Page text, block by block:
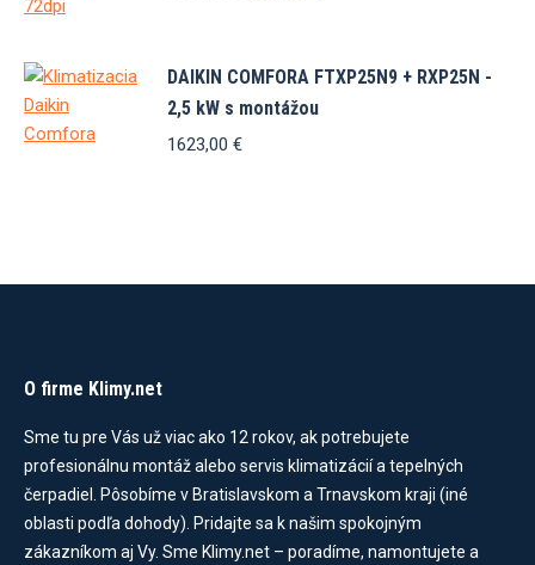
1365,00 €.1299,00 €.
DAIKIN COMFORA FTXP25N9 + RXP25N -
2,5 kW s montážou
1623,00 €
O firme Klimy.net
Sme tu pre Vás už viac ako 12 rokov, ak potrebujete
profesionálnu montáž alebo servis klimatizácií a tepelných
čerpadiel. Pôsobíme v Bratislavskom a Trnavskom kraji (iné
oblasti podľa dohody). Pridajte sa k našim spokojným
zákazníkom aj Vy. Sme Klimy.net – poradíme, namontujete a